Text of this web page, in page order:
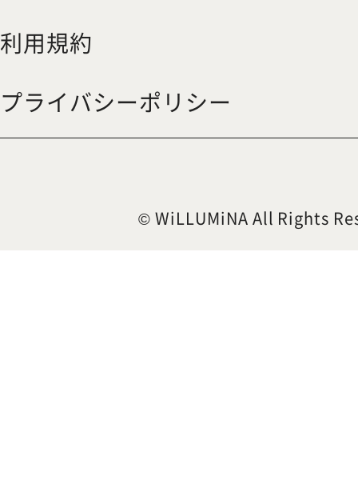
利用規約
プライバシーポリシー
© WiLLUMiNA All Rights